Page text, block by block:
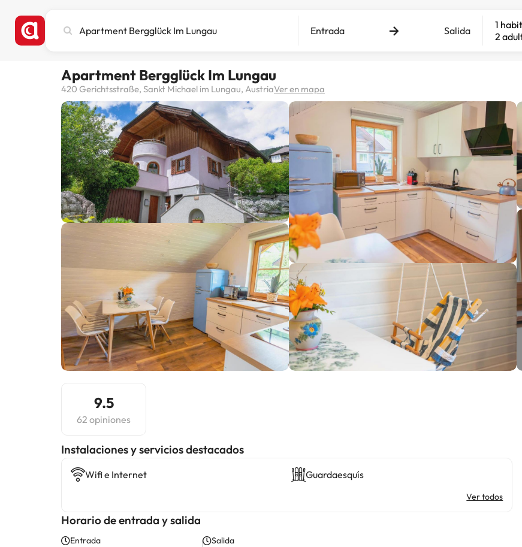
ciudad,
destino
Entrada Salida
1
2
Apartment Bergglück Im Lungau
420 Gerichtsstraße, Sankt Michael im Lungau, AustriaVer en mapa
9.5
62 opiniones
Instalaciones y servicios destacados
Wifi e Internet Guardaesquís
Ver todos
Horario de entrada y salida
Entrada Salida